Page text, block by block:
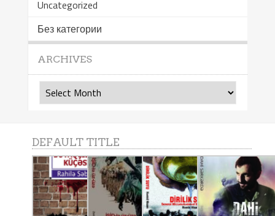
Uncategorized
Без категории
ARCHIVES
Archives
DEFAULT TITLE